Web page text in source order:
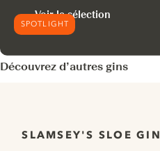
SPOTLIGHT
Voir la sélection
Découvrez d’autres gins
SLAMSEY'S SLOE GIN